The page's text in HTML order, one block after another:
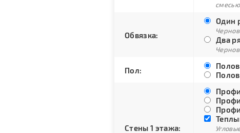
Обвязка:
Один
Два
Пол:
Стены 1 этажа: